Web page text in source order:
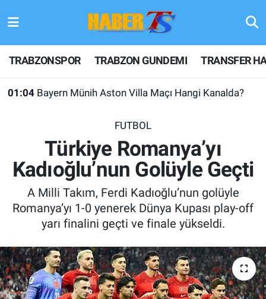
TRABZONSPOR TRABZON GUNDEMI TRANSFER
01:04 Bayern Münih Aston Villa Maçı Hangi Kanalda?
FUTBOL
Türkiye Romanya’yı
Kadıoğlu’nun Golüyle Geçti
A Milli Takım, Ferdi Kadıoğlu’nun golüyle
Romanya’yı 1-0 yenerek Dünya Kupası play-off
yarı finalini geçti ve finale yükseldi.
TRABZONSPOR
TRABZON GUNDEMI
KULİS MEYDANI
1461 TRABZON
FUTBOL
ALT LIGLER
TV VE SİNEMA
Hava Durumu
Trafik Durumu
Son Dakika Haberleri
Haber Arşivi